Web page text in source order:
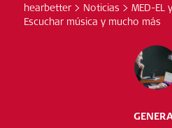
hearbetter > Noticias > MED-EL
Escuchar música y mucho más